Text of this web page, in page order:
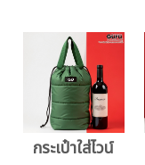
กระเป๋าใส่ไวน์